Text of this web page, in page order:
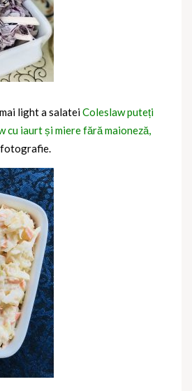
light a salateiColeslaw puteți
cu iaurt și miere fără maioneză,
fotografie.